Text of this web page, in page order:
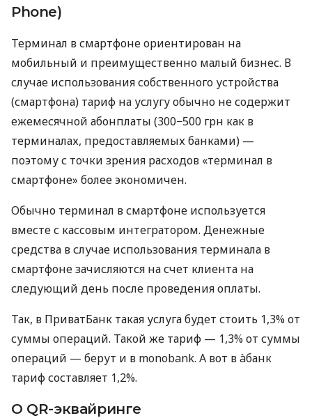
Phone)
Терминал в смартфоне ориентирован на
мобильный и преимущественно малый бизнес. В
случае использования собственного устройства
(смартфона) тариф на услугу обычно не содержит
ежемесячной абонплаты (300−500 грн как в
терминалах, предоставляемых банками) —
поэтому с точки зрения расходов «терминал в
смартфоне» более экономичен.
Обычно терминал в смартфоне используется
вместе с кассовым интегратором. Денежные
средства в случае использования терминала в
смартфоне зачисляются на счет клиента на
следующий день после проведения оплаты.
Так, в ПриватБанк такая услуга будет стоить 1,3% от
суммы операций. Такой же тариф — 1,3% от суммы
операций — берут и в monobank. А вот в àбанк
тариф составляет 1,2%.
О QR-эквайринге